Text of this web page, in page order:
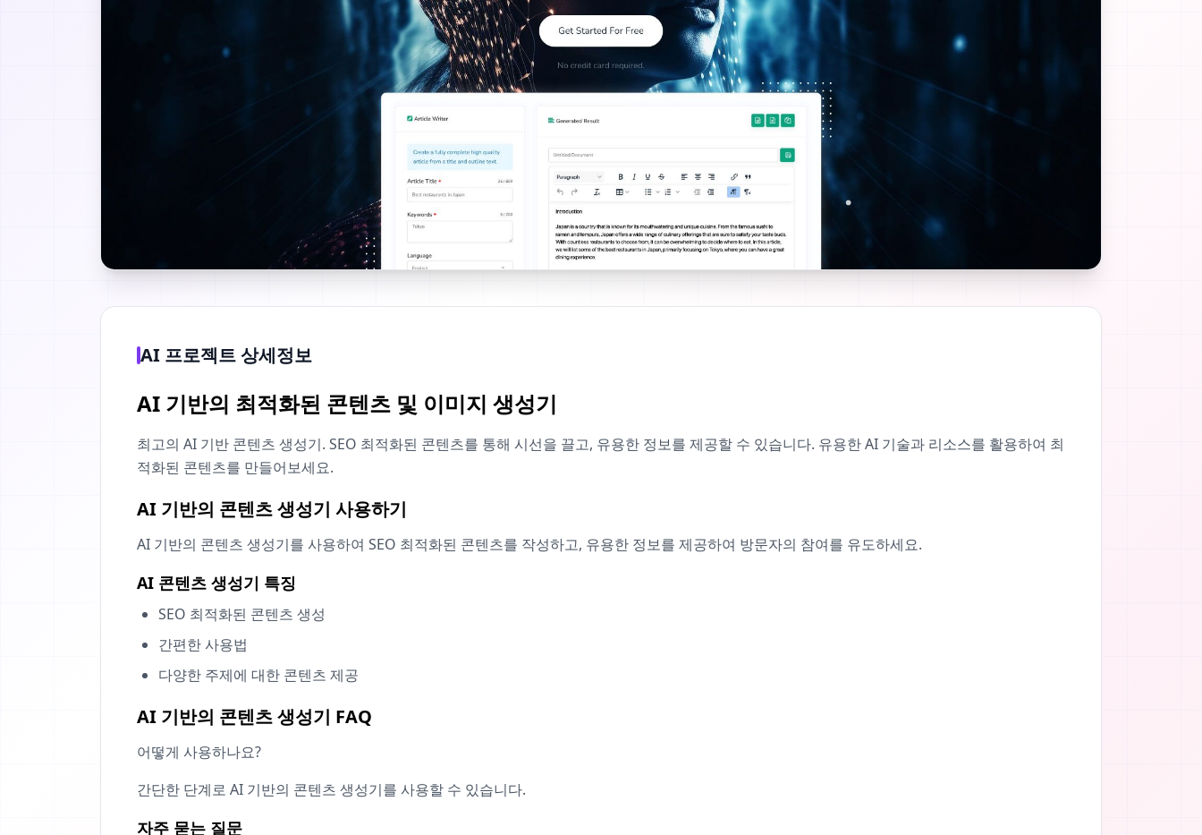
AI 프로젝트 상세정보
AI 기반의 최적화된 콘텐츠 및 이미지 생성기
최고의 AI 기반 콘텐츠 생성기. SEO 최적화된 콘텐츠를 통해 시선을 끌고, 유용한 정보를 제공할 수 있습니다. 유용한 AI 기술과 리소스를 활용하여 최
적화된 콘텐츠를 만들어보세요.
AI 기반의 콘텐츠 생성기 사용하기
AI 기반의 콘텐츠 생성기를 사용하여 SEO 최적화된 콘텐츠를 작성하고, 유용한 정보를 제공하여 방문자의 참여를 유도하세요.
AI 콘텐츠 생성기 특징
SEO 최적화된 콘텐츠 생성
간편한 사용법
다양한 주제에 대한 콘텐츠 제공
AI 기반의 콘텐츠 생성기 FAQ
어떻게 사용하나요?
간단한 단계로 AI 기반의 콘텐츠 생성기를 사용할 수 있습니다.
자주 묻는 질문